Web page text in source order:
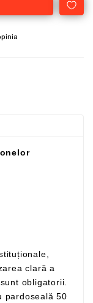
clară a
obligatorii.
pardoseală 50